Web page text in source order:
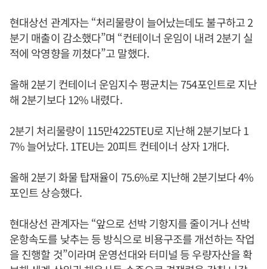
현대상선 관계자는 “처리물량이 늘어났는데도 불구하고 2
분기 매출이 감소했다”며 “컨테이너 운임이 내려 2분기 실
적에 악영향을 끼쳤다”고 말했다.
올해 2분기 컨테이너 운임지수 평균치는 754포인트로 지난
해 2분기보다 12% 내렸다.
2분기 처리물량이 115만4225TEU로 지난해 2분기보다 1
7% 늘어났다. 1TEU는 20피트 컨테이너 상자 1개다.
올해 2분기 화물 탑재율이 75.6%로 지난해 2분기보다 4%
포인트 상승했다.
현대상선 관계자는 “앞으로 선박 기항지를 줄이거나 선박
운항속도를 낮추는 등 방식으로 비용구조를 개선하는 작업
을 진행할 것”이라며 운영선대와 터미널 등 우량자산을 확